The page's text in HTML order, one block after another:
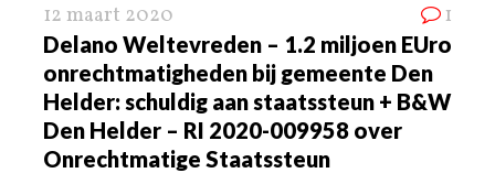
12 maart 2020 1
Delano Weltevreden – 1.2 miljoen EUro
onrechtmatigheden bij gemeente Den
Helder: schuldig aan staatssteun + B&W
Den Helder – RI 2020-009958 over
Onrechtmatige Staatssteun